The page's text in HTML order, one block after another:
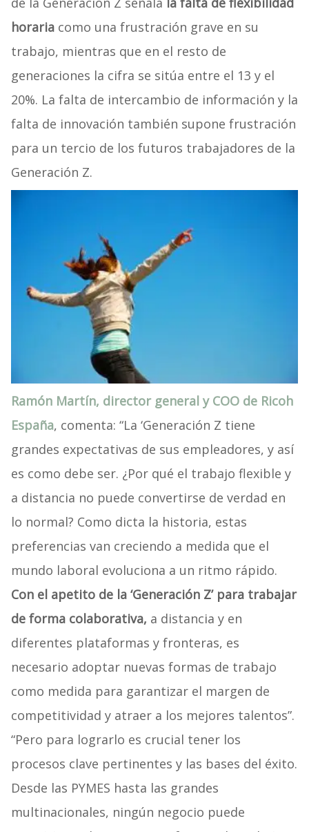
horaria como una frustración grave en su
trabajo, mientras que en el resto de
generaciones la cifra se sitúa entre el 13 y el
20%. La falta de intercambio de información y la
falta de innovación también supone frustración
para un tercio de los futuros trabajadores de la
Generación Z.
Ramón Martín, director general y COO de Ricoh
España, comenta: “La ‘Generación Z tiene
grandes expectativas de sus empleadores, y así
es como debe ser. ¿Por qué el trabajo flexible y
a distancia no puede convertirse de verdad en
lo normal? Como dicta la historia, estas
preferencias van creciendo a medida que el
mundo laboral evoluciona a un ritmo rápido.
Con el apetito de la ‘Generación Z’ para trabajar
de forma colaborativa, a distancia y en
diferentes plataformas y fronteras, es
necesario adoptar nuevas formas de trabajo
como medida para garantizar el margen de
competitividad y atraer a los mejores talentos”.
“Pero para lograrlo es crucial tener los
procesos clave pertinentes y las bases del éxito.
Desde las PYMES hasta las grandes
multinacionales, ningún negocio puede